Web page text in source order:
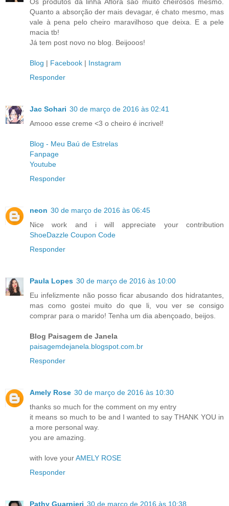
Quanto a absorção der mais devagar, é chato mesmo, mas
vale à pena pelo cheiro maravilhoso que deixa. E a pele
macia tb!
Já tem post novo no blog. Beijooos!
Blog | Facebook | Instagram
Responder
Jac Sohari 30 de março de 2016 às 02:41
Amooo esse creme <3 o cheiro é incrivel!
Blog - Meu Baú de Estrelas
Fanpage
Youtube
Responder
neon 30 de março de 2016 às 06:45
Nice work and i will appreciate your contribution
ShoeDazzle Coupon Code
Responder
Paula Lopes 30 de março de 2016 às 10:00
Eu infelizmente não posso ficar abusando dos hidratantes,
mas como gostei muito do que li, vou ver se consigo
comprar para o marido! Tenha um dia abençoado, beijos.
Blog Paisagem de Janela
paisagemdejanela.blogspot.com.br
Responder
Amely Rose 30 de março de 2016 às 10:30
thanks so much for the comment on my entry
it means so much to be and I wanted to say THANK YOU in
a more personal way.
you are amazing.
with love yourAMELY ROSE
Responder
Pathy Guarnieri 30 de março de 2016 às 10:38